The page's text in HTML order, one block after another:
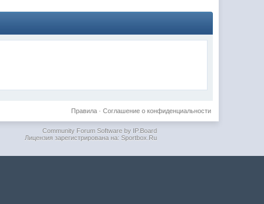
Соглашение о конфиденциальности
Правила·
Community Forum Software by IP.Board
Лицензия зарегистрирована на: Sportbox.Ru